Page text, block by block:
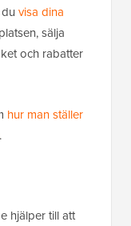
visa dina
sälja
och rabatter
hur man ställer
.
hjälper till att